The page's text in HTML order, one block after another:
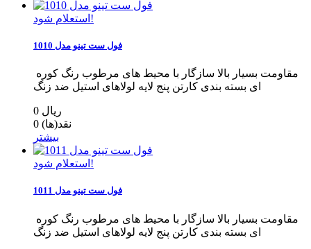
استعلام شود!
فول ست تینو مدل 1010
ای بسته بندی کارتن پنج لایه لولاهای استیل ضد زنگ
0 ریال
0 نقد(ها)
بیشتر
استعلام شود!
فول ست تینو مدل 1011
ای بسته بندی کارتن پنج لایه لولاهای استیل ضد زنگ